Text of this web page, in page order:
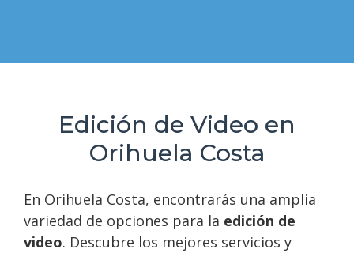
Edición de Video en
Orihuela Costa
En Orihuela Costa, encontrarás una amplia
variedad de opciones para la edición de
video. Descubre los mejores servicios y